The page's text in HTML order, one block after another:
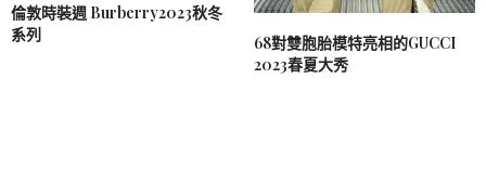
倫敦時裝週 Burberry2023秋冬
系列
68對雙胞胎模特亮相的GUCCI
2023春夏大秀